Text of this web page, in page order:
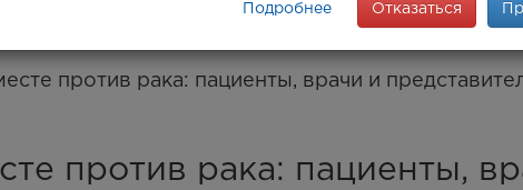
МЕДТУРИЗМ ENG
против рака: пациенты, врачи и
против рака: пациенты,
Подробнее Отказаться